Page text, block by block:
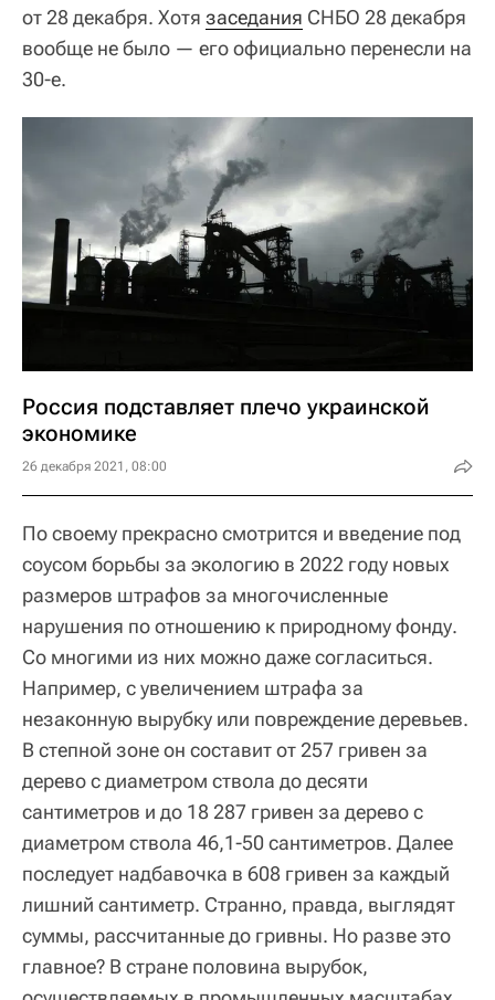
от 28 декабря. Хотя заседания СНБО 28 декабря
вообще не было — его официально перенесли на
30-е.
Россия подставляет плечо украинской
экономике
26 декабря 2021, 08:00
По своему прекрасно смотрится и введение под
соусом борьбы за экологию в 2022 году новых
размеров штрафов за многочисленные
нарушения по отношению к природному фонду.
Со многими из них можно даже согласиться.
Например, с увеличением штрафа за
незаконную вырубку или повреждение деревьев.
В степной зоне он составит от 257 гривен за
дерево с диаметром ствола до десяти
сантиметров и до 18 287 гривен за дерево с
диаметром ствола 46,1-50 сантиметров. Далее
последует надбавочка в 608 гривен за каждый
лишний сантиметр. Странно, правда, выглядят
суммы, рассчитанные до гривны. Но разве это
главное? В стране половина вырубок,